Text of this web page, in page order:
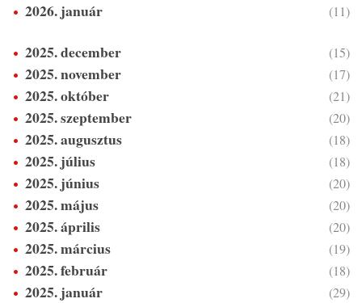
2026. január (11)
2025. december (15)
2025. november (17)
2025. október (21)
2025. szeptember (20)
2025. augusztus (18)
2025. július (18)
2025. június (20)
2025. május (20)
2025. április (20)
2025. március (19)
2025. február (18)
2025. január (29)